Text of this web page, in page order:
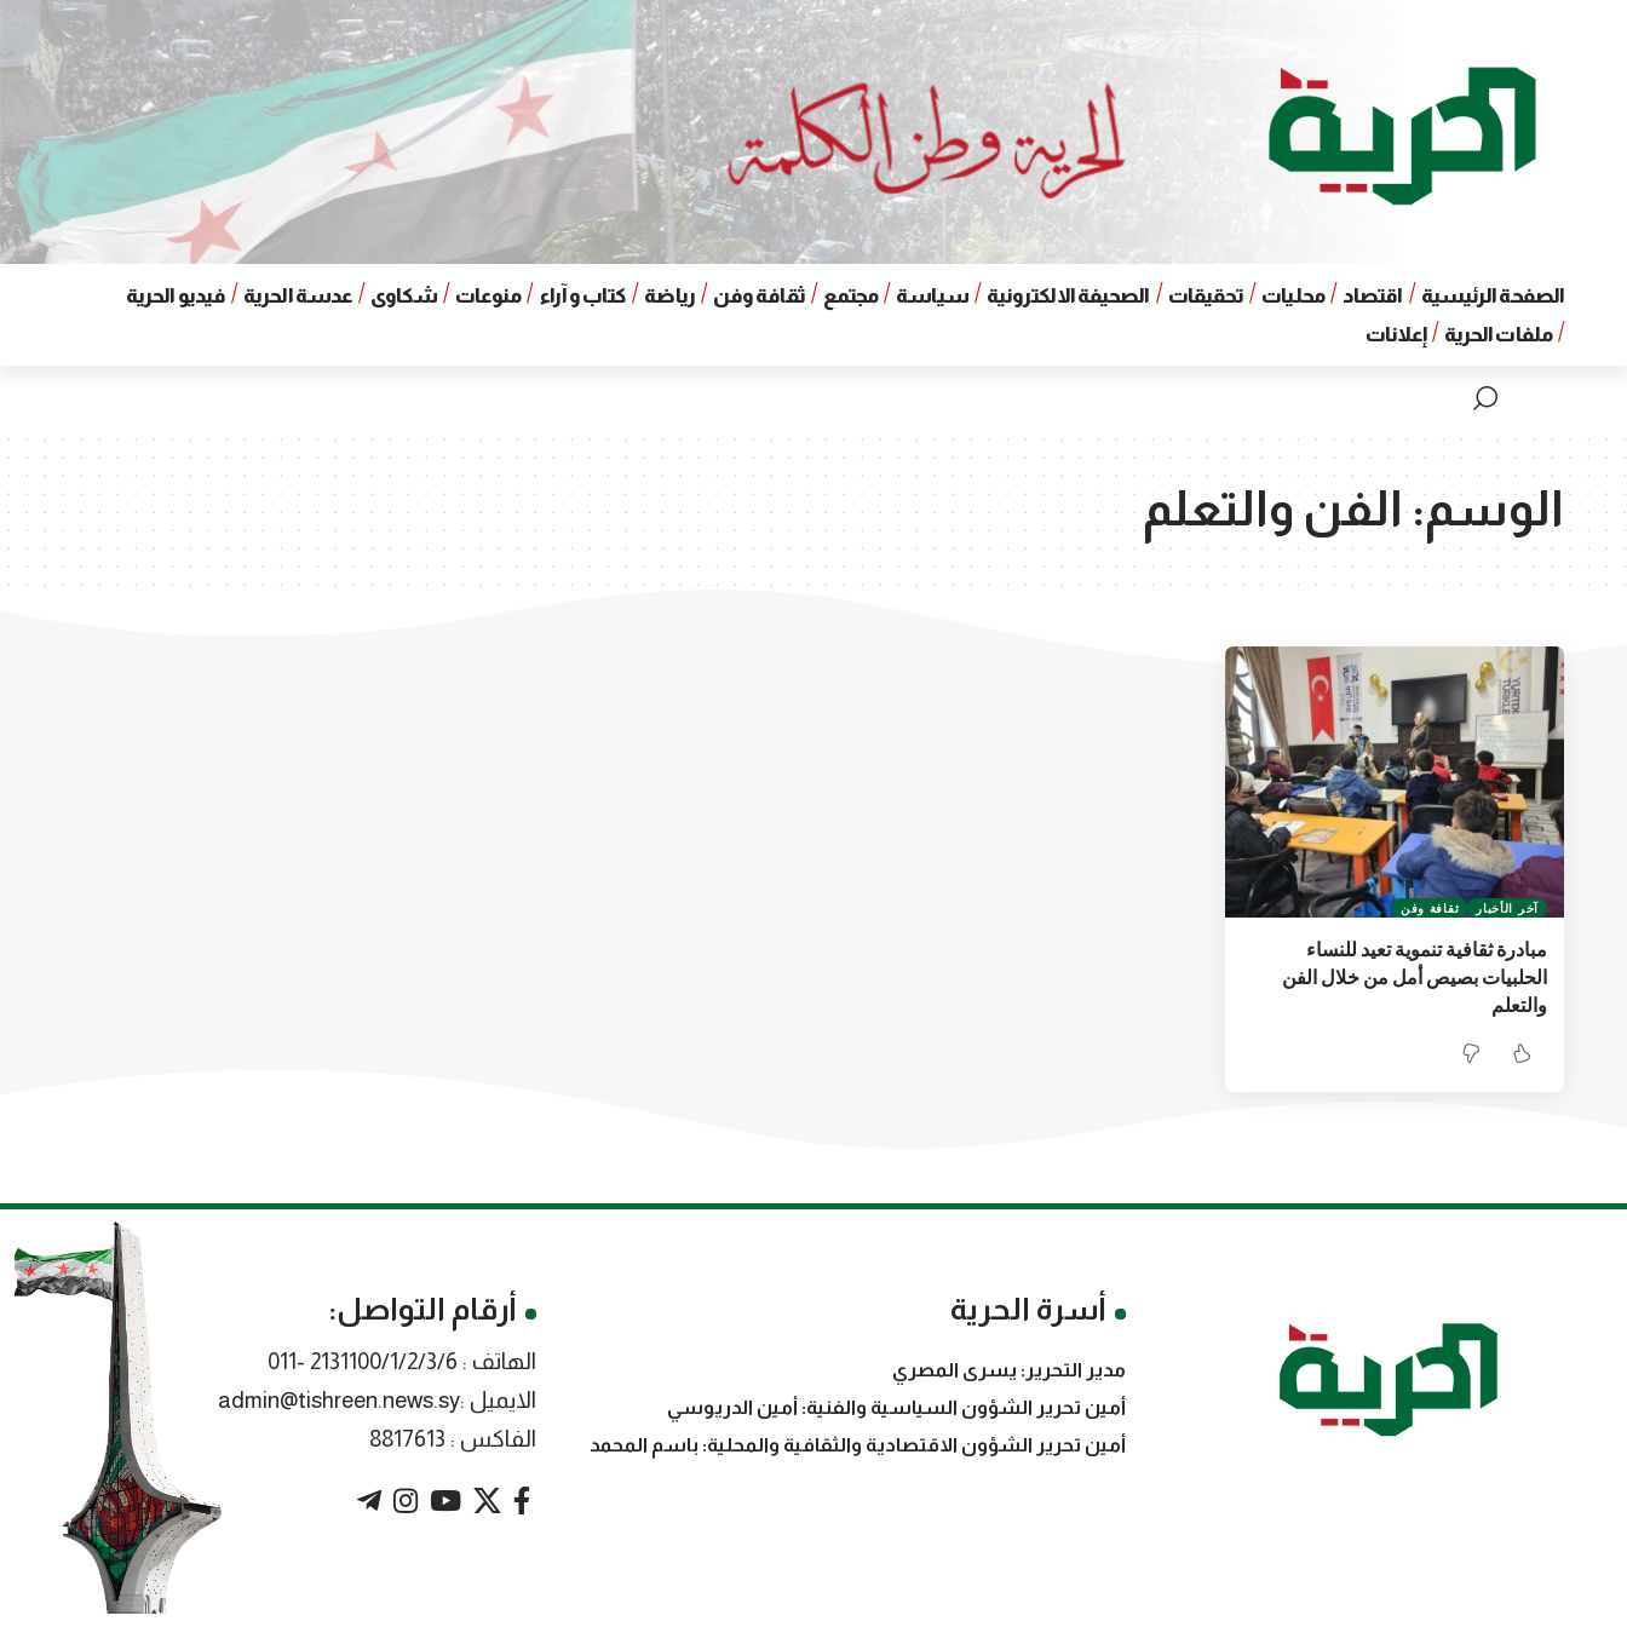
الصفحة الرئيسية اقتصاد محليات تحقيقات الصحيفة الالكترونية سياسة مجتمع ثقافة وفن رياضة كتاب و آراء منوعات شكاوى عدسة الحرية
فيديو الحرية
ملفات الحرية
إعلانات
الوسم:الفن والتعلم
آخر الأخبار ثقافة وفن
مبادرة ثقافية تنموية تعيد للنساء
الحلبيات بصيص أمل من خلال الفن
والتعلم
أسرة الحرية
مدير التحرير: يسرى المصري
أمين تحرير الشؤون السياسية والفنية: أمين الدريوسي
أمين تحرير الشؤون الاقتصادية والثقافية والمحلية: باسم المحمد
أرقام التواصل:
الهاتف : 2131100/1/2/3/6 -011
الايميل :admin@tishreen.news.sy
الفاكس : 8817613